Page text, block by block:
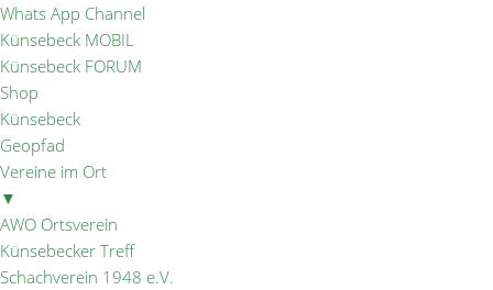
Whats App Channel
Künsebeck MOBIL
Künsebeck FORUM
Shop
Künsebeck
Geopfad
Vereine im Ort
▼
AWO Ortsverein
Künsebecker Treff
Schachverein 1948 e.V.